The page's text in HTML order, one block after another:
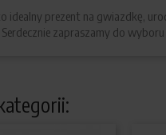
idealny prezent na gwiazdkę,
zapraszamy do